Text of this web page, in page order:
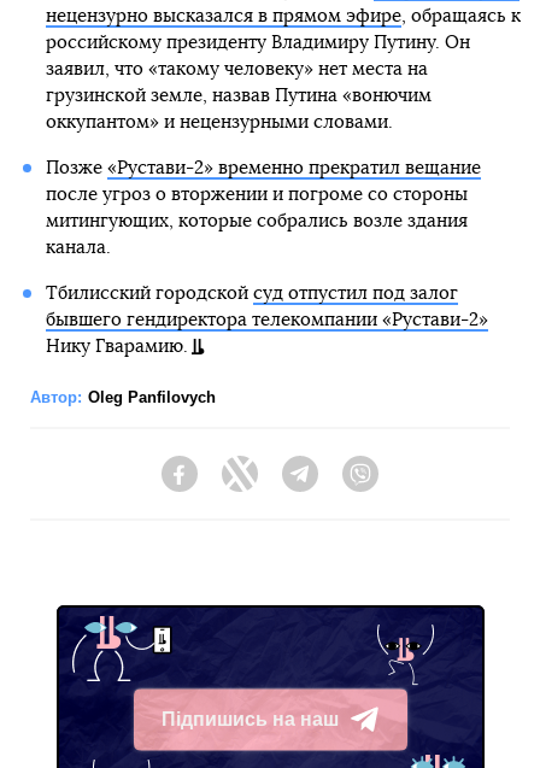
нецензурно высказался в прямом эфире, обращаясь к
российскому президенту Владимиру Путину. Он
заявил, что «такому человеку» нет места на
грузинской земле, назвав Путина «вонючим
оккупантом» и нецензурными словами.
Позже «Рустави-2» временно прекратил вещание
после угроз о вторжении и погроме со стороны
митингующих, которые собрались возле здания
канала.
Тбилисский городской суд отпустил под залог
бывшего гендиректора телекомпании «Рустави-2»
Нику Гварамию.
Автор: Oleg Panfilovych
FacebookTwitter Telegram
Підпишись на наш
Telegram